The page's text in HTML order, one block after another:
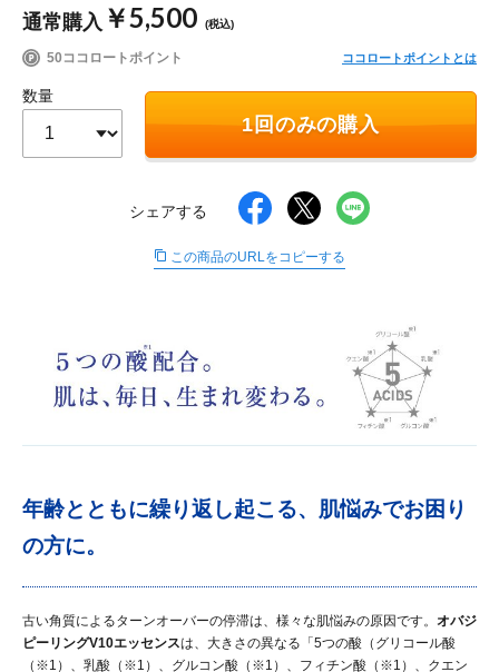
サプリメント・食品
∟ 美容サプリメント
医薬品・目薬
ブランドから探す
お得にお買い物
おトクなロート定期便
読みもの
スタッフのお気に入り
医薬品の販売に関する表示
サイトマップ
通常購入 ￥5,500 (税込)
50ココロートポイント ココロートポイントとは
数量
1回のみの購入
シェアする
この商品のURLをコピーする
年齢とともに繰り返し起こる、肌悩みでお困り
の方に。
古い角質によるターンオーバーの停滞は、様々な肌悩みの原因です。 オバジ
ピーリングV10エッセンスは、大きさの異なる「5つの酸（グリコール酸
（※1）、乳酸（※1）、グルコン酸（※1）、フィチン酸（※1）、クエン